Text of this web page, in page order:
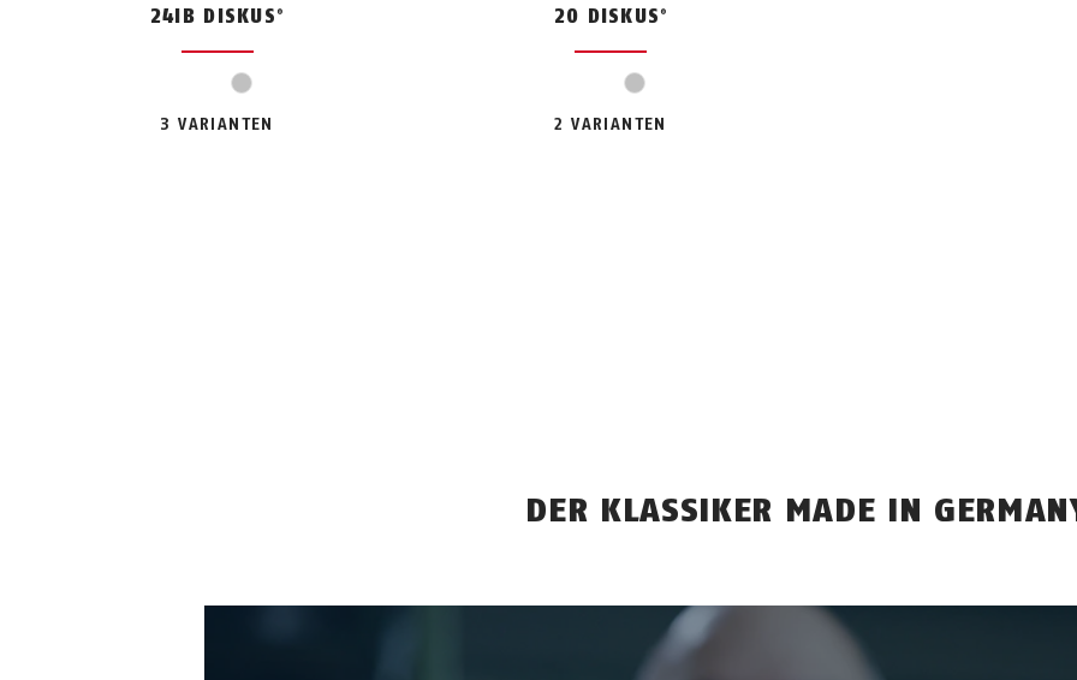
24IB DISKUS ®
silber
3 VARIANTEN
20 DISKUS ®
silber
2 VARIANTEN
DER KLASSIKER MADE IN